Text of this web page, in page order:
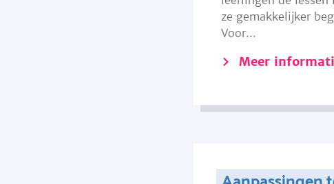
ze gemakkelijker
Voor...
Meer